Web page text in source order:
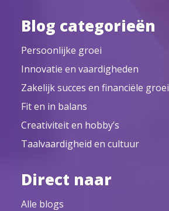
Blog categorieën
Persoonlijke groei
Innovatie en vaardigheden
Zakelijk succes en financiële groei
Fit en in balans
Creativiteit en hobby’s
Taalvaardigheid en cultuur
Direct naar
Alle blogs